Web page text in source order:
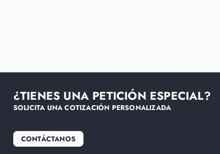
¿TIENES UNA PETICIÓN ESPECIAL?
SOLICITA UNA COTIZACIÓN PERSONALIZADA
CONTÁCTANOS